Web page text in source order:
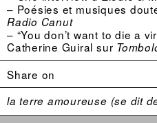
– Poésies et musiques
Radio Canut
– “You don’t want to die a
Catherine Guiral sur
Share on